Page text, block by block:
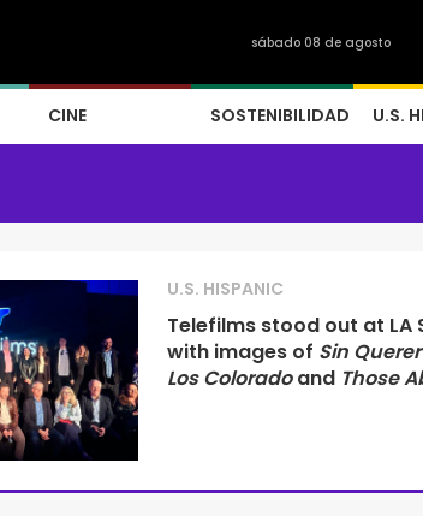
sábado 08 de agosto
CINE SOSTENIBILIDAD U.S.
U.S. HISPANIC
Telefilms stood out at LA
with images of Sin
Los Coloradoand Those